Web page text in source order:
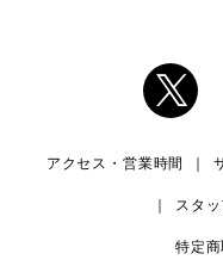
アクセス・営業時間
スタ
特定